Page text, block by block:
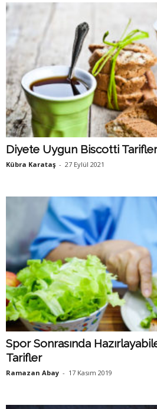
Diyete Uygun Biscotti
Kübra Karataş - 27 Eylül 2021
Spor Sonrasında
Tarifler
Ramazan Abay - 17 Kasım 2019